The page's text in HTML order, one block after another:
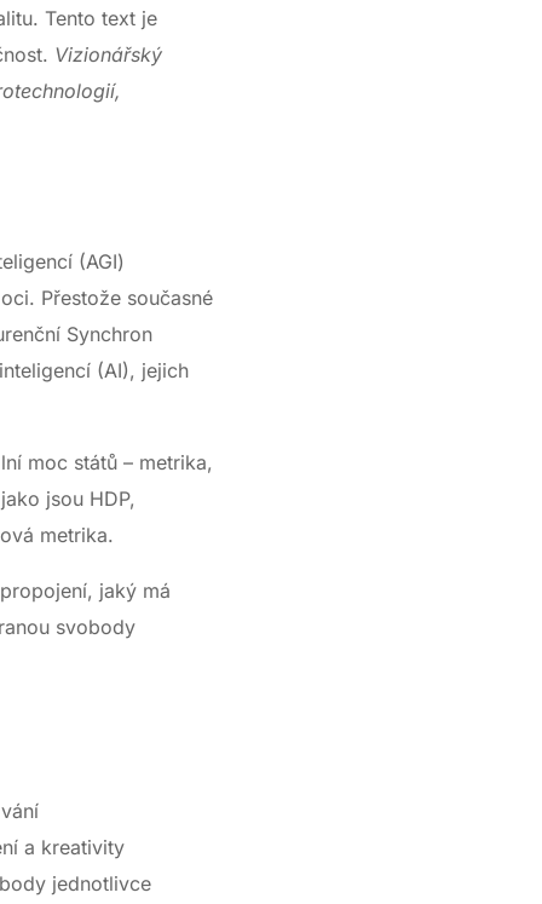
Tento text je
Vizionářský
(AGI)
Přestože současné
Synchron
(AI), jejich
moc států – metrika,
jsou HDP,
metrika.
jaký má
svobody
a kreativity
jednotlivce